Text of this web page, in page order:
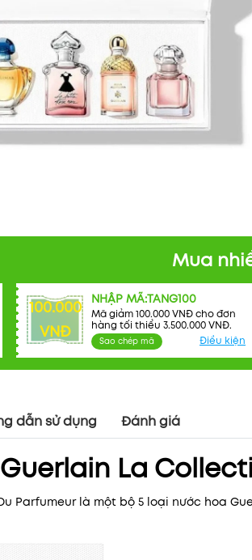
Mua
100.000
VNĐ
NHẬP MÃ:TANG100
Mã giảm 100.000 VNĐ cho đơn
hàng tối thiểu 3.500.000 VNĐ.
Sao chép mã Điều kiện
dẫn sử dụng Đánh giá
La
Parfumeur là một bộ 5 loại nước hoa